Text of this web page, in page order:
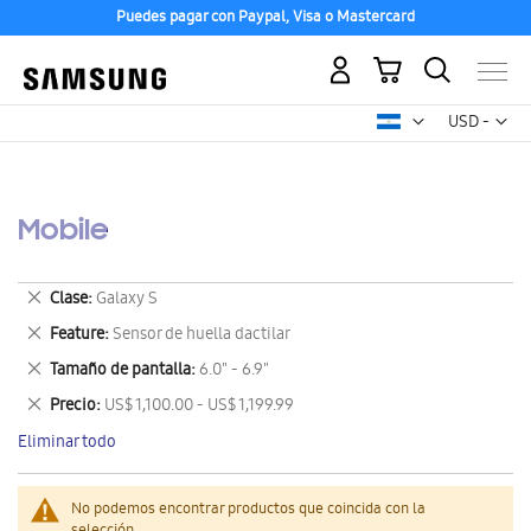
Puedes pagar con Paypal, Visa o Mastercard
USD -
dólar
Mi carrito
Mobile
No podemos encontrar productos que coincida con la
Clase Galaxy S
Eliminar
este
artículo
Feature Sensor de huella dactilar
Eliminar
este
artículo
Tamaño de pantalla 6.0" - 6.9"
Eliminar
este
artículo
Precio US$ 1,100.00 - US$ 1,199.99
Eliminar
este
artículo
Eliminar todo